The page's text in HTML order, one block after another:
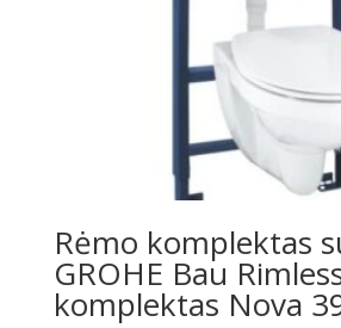
Rėmo komplektas
GROHE Bau
komplektas Nova